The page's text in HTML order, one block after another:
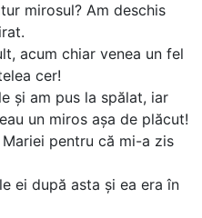
mirosul? Am deschis
acum chiar venea un fel
cer!
și am pus la spălat, iar
un miros așa de plăcut!
pentru că mi-a zis
ei după asta și ea era în